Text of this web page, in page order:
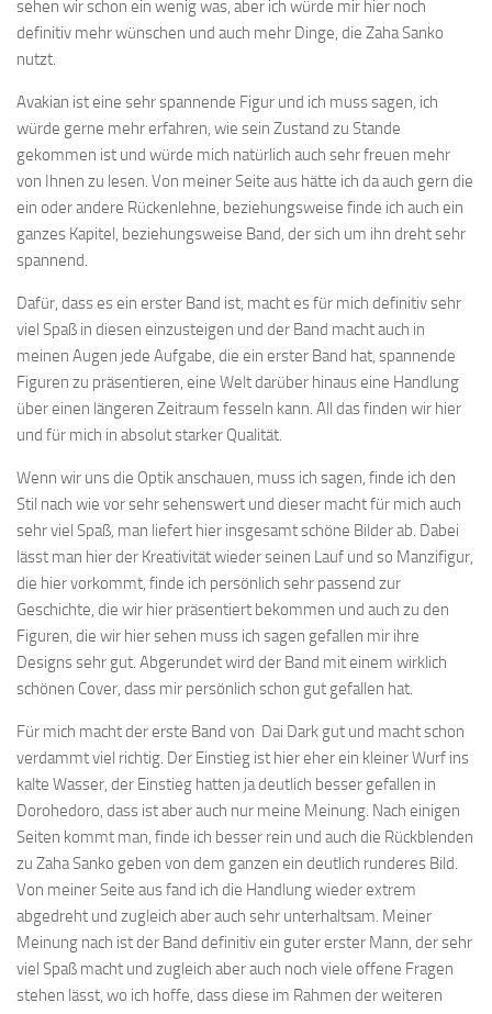
sehen wir schon ein wenig was, aber ich würde mir hier noch
definitiv mehr wünschen und auch mehr Dinge, die Zaha Sanko
nutzt.
Avakian ist eine sehr spannende Figur und ich muss sagen, ich
würde gerne mehr erfahren, wie sein Zustand zu Stande
gekommen ist und würde mich natürlich auch sehr freuen mehr
von Ihnen zu lesen. Von meiner Seite aus hätte ich da auch gern die
ein oder andere Rückenlehne, beziehungsweise finde ich auch ein
ganzes Kapitel, beziehungsweise Band, der sich um ihn dreht sehr
spannend.
Dafür, dass es ein erster Band ist, macht es für mich definitiv sehr
viel Spaß in diesen einzusteigen und der Band macht auch in
meinen Augen jede Aufgabe, die ein erster Band hat, spannende
Figuren zu präsentieren, eine Welt darüber hinaus eine Handlung
über einen längeren Zeitraum fesseln kann. All das finden wir hier
und für mich in absolut starker Qualität.
Wenn wir uns die Optik anschauen, muss ich sagen, finde ich den
Stil nach wie vor sehr sehenswert und dieser macht für mich auch
sehr viel Spaß, man liefert hier insgesamt schöne Bilder ab. Dabei
lässt man hier der Kreativität wieder seinen Lauf und so Manzifigur,
die hier vorkommt, finde ich persönlich sehr passend zur
Geschichte, die wir hier präsentiert bekommen und auch zu den
Figuren, die wir hier sehen muss ich sagen gefallen mir ihre
Designs sehr gut. Abgerundet wird der Band mit einem wirklich
schönen Cover, dass mir persönlich schon gut gefallen hat.
Für mich macht der erste Band von Dai Dark gut und macht schon
verdammt viel richtig. Der Einstieg ist hier eher ein kleiner Wurf ins
kalte Wasser, der Einstieg hatten ja deutlich besser gefallen in
Dorohedoro, dass ist aber auch nur meine Meinung. Nach einigen
Seiten kommt man, finde ich besser rein und auch die Rückblenden
zu Zaha Sanko geben von dem ganzen ein deutlich runderes Bild.
Von meiner Seite aus fand ich die Handlung wieder extrem
abgedreht und zugleich aber auch sehr unterhaltsam. Meiner
Meinung nach ist der Band definitiv ein guter erster Mann, der sehr
viel Spaß macht und zugleich aber auch noch viele offene Fragen
stehen lässt, wo ich hoffe, dass diese im Rahmen der weiteren